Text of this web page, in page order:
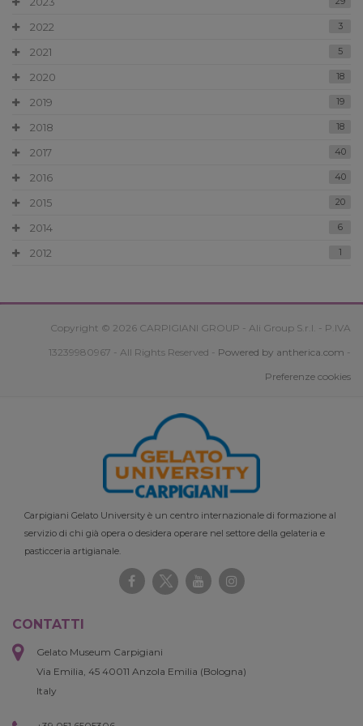
2022 3
2021 5
2020 18
2019 19
2018 18
2017 40
2016 40
2015 20
2014 6
2012 1
Copyright © 2026 CARPIGIANI GROUP - Ali Group S.r.l. - P.IVA
13239980967 - All Rights Reserved - Powered by antherica.com -
Preferenze cookies
Carpigiani Gelato University è un centro internazionale di formazione al
servizio di chi già opera o desidera operare nel settore della gelateria e
pasticceria artigianale.
CONTATTI
Gelato Museum Carpigiani
Via Emilia, 45 40011 Anzola Emilia (Bologna)
Italy